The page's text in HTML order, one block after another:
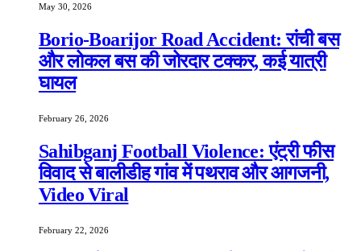
May 30, 2026
Borio-Boarijor Road Accident: रांची बस
और लोकल बस की जोरदार टक्कर, कई यात्री
घायल
February 26, 2026
Sahibganj Football Violence: एंट्री फीस
विवाद से बालीडीह गांव में पथराव और आगजनी,
Video Viral
February 22, 2026